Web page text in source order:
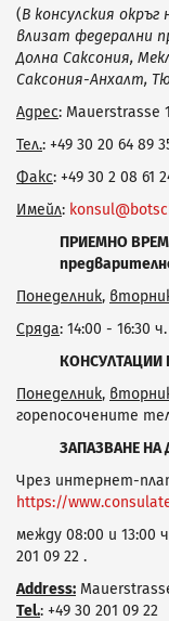
(В консулския
влизат федерални
Долна Саксония,
Саксония-Анхалт,
Адрес: Mauerstrasse
Тел.: +49 30 20 64 89
Факс: +49 30 2 08 61
Имейл:
ПРИЕМНО
Понеделник,
Сряда: 14:00 - 16:30 ч.
КОНСУЛТАЦИИ
Понеделник,
горепосочените
ЗАПАЗВАНЕ НА
Чрез интернет-
https://
между 08:00 и 13:00
201 09 22 .
Address:
Tel.: +49 30 201 09 22